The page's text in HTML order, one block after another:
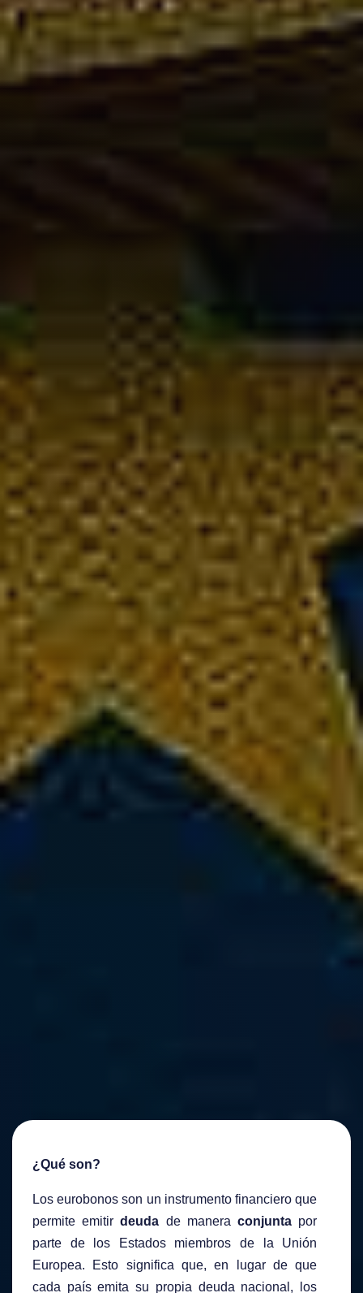
¿Qué son?
Los eurobonos son un instrumento financiero que
permite emitirdeuda de maneraconjunta por
parte de los Estados miembros de la Unión
Europea. Esto significa que, en lugar de que
cada país emita su propia deuda nacional, los